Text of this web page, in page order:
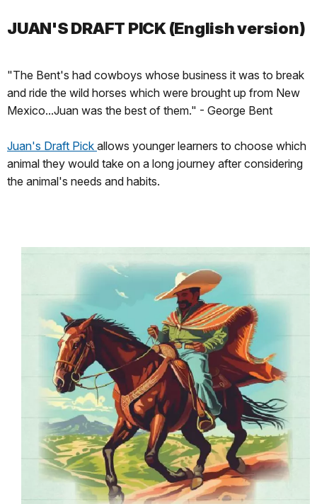
JUAN'S DRAFT PICK (English version)
"The Bent's had cowboys whose business it was to break
and ride the wild horses which were brought up from New
Mexico...Juan was the best of them." - George Bent
Juan's Draft Pick allows younger learners to choose which
animal they would take on a long journey after considering
the animal's needs and habits.